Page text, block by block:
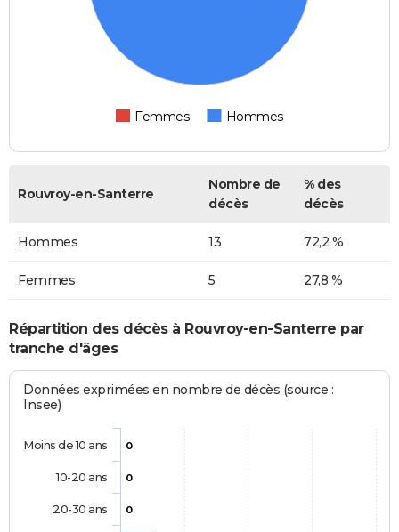
Femmes Hommes
Rouvroy-en-Santerre
Nombre de
décès
% des
décès
Hommes 13 72,2 %
Femmes 5 27,8 %
Répartition des décès à Rouvroy-en-Santerre par
tranche d'âges
Données exprimées en nombre de décès (source :
Insee)
0
0
0
Moins de 10 ans
10-20 ans
20-30 ans